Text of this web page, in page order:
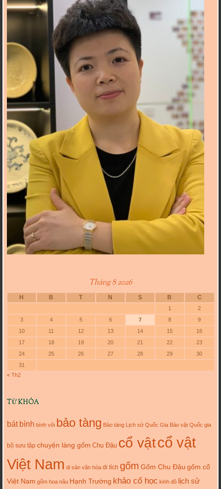
Tháng 8 2026
H B T N S B C
1
2
3
4 5 6 7 8
9
10
11 12 13 14 15
16
17
18 19 20 21 22
23
24
25 26 27 28 29
30
31
« Th2
TỪ KHÓA
bát bình bình vôi bảo tàng Bảo tàng Lịch sử Quốc Gia Bảo vật Quốc gia
bộ sưu tập chuyện làng gốm Chu Đậu cổ vậtcổ vật
Việt Nam di sản văn hóa di tích gốm Gốm Chu Đậu gốm cổ
Việt Nam gốm hoa nâu Hạnh Trường khảo cổ học kinh đô lịch sử